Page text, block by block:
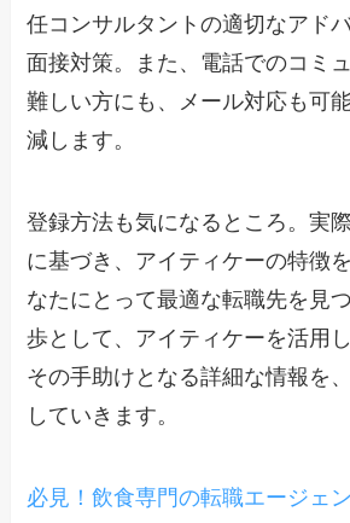
任コンサルタントの適切なアド
面接対策。また、電話でのコミ
難しい方にも、メール対応も可
減します。
登録方法も気になるところ。実
に基づき、アイティケーの特徴
なたにとって最適な転職先を見
歩として、アイティケーを活用
その手助けとなる詳細な情報を
していきます。
必見！飲食専門の転職エージェ